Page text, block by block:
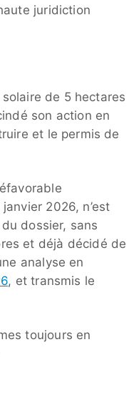
juridiction
solaire de 5 hectares
son action en
et le permis de
2026, n’est
dossier, sans
et déjà décidé de
analyse en
, et transmis le
toujours en